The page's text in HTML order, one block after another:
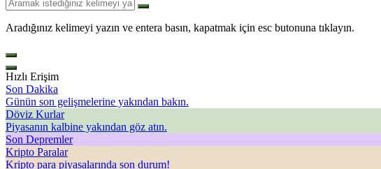
Aradığınız kelimeyi yazın ve entera basın, kapatmak için esc butonuna tıklayın.
Hızlı Erişim
Son Dakika
Günün son gelişmelerine yakından bakın.
Döviz Kurlar
Piyasanın kalbine yakından göz atın.
Son Depremler
Kripto Paralar
Kripto para piyasalarında son durum!